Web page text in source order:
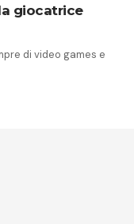
giocatrice
di video games e